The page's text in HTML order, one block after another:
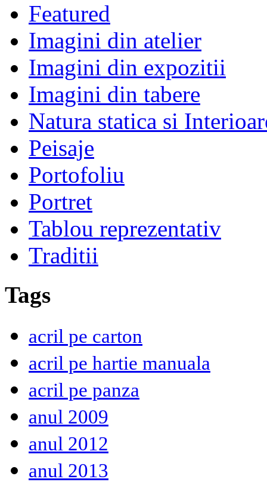
Featured
Imagini din atelier
Imagini din expozitii
Imagini din tabere
Natura statica si
Peisaje
Portofoliu
Portret
Tablou reprezentativ
Traditii
Tags
acril pe carton
acril pe hartie manuala
acril pe panza
anul 2009
anul 2012
anul 2013